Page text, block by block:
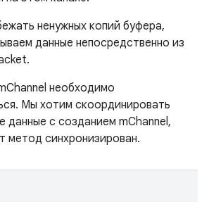
ненужных копий буфера,
данные непосредственно из
необходимо
Мы хотим скоординировать
данные с созданием mChannel,
метод синхронизирован.